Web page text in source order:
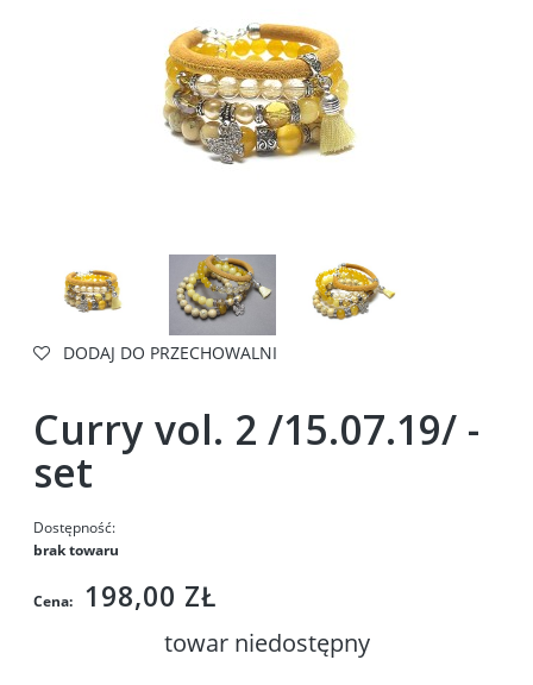
DODAJ DO PRZECHOWALNI
Curry vol. 2 /15.07.19/ -
set
Dostępność:
brak towaru
Cena: 198,00 ZŁ
towar niedostępny